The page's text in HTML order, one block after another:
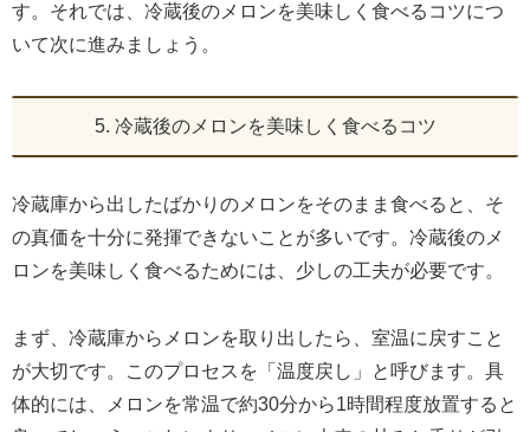
す。それでは、冷蔵後のメロンを美味しく食べるコツにつ
いて次に進みましょう。
5. 冷蔵後のメロンを美味しく食べるコツ
冷蔵庫から出したばかりのメロンをそのまま食べると、そ
の真価を十分に発揮できないことが多いです。冷蔵後のメ
ロンを美味しく食べるためには、少しの工夫が必要です。
まず、冷蔵庫からメロンを取り出したら、室温に戻すこと
が大切です。このプロセスを「温度戻し」と呼びます。具
体的には、メロンを常温で約30分から1時間程度放置すると